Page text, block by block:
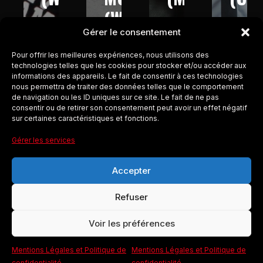
Gérer le consentement
Pour offrir les meilleures expériences, nous utilisons des
technologies telles que les cookies pour stocker et/ou accéder aux
informations des appareils. Le fait de consentir à ces technologies
nous permettra de traiter des données telles que le comportement
de navigation ou les ID uniques sur ce site. Le fait de ne pas
consentir ou de retirer son consentement peut avoir un effet négatif
sur certaines caractéristiques et fonctions.
Gérer les services
Accepter
Refuser
Voir les préférences
Mentions Légales et Politique de
Mentions Légales et Politique de
–
2013)
(W9-
2016)
–
2017)
–
COLBYCO
Design ORBITIS © 2026 ColbyCo